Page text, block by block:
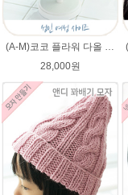
28,000원